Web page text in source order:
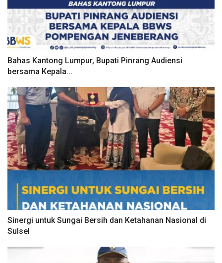
Bahas Kantong Lumpur, Bupati Pinrang Audiensi
bersama Kepala...
Sinergi untuk Sungai Bersih dan Ketahanan Nasional di
Sulsel